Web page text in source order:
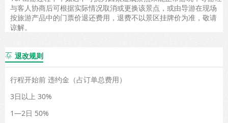
与客人协商后可根据实际情况取消或更换该景点，或由导游在现场
按旅游产品中的门票价退还费用，退费不以景区挂牌价为准，敬请
谅解。
 退改规则
行程开始前 违约金（占订单总费用）
3日以上 30%
1—2日 50%